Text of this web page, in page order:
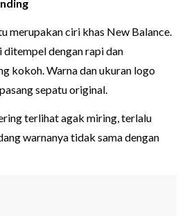
merupakan ciri khas New Balance.
ditempel dengan rapi dan
kokoh. Warna dan ukuran logo
sepatu original.
terlihat agak miring, terlalu
warnanya tidak sama dengan